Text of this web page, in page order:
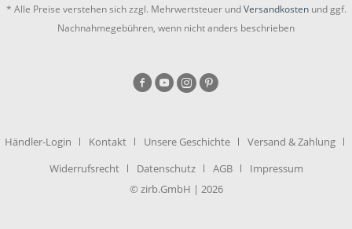
* Alle Preise verstehen sich zzgl. Mehrwertsteuer undVersandkostenund ggf.
Nachnahmegebühren, wenn nicht anders beschrieben
Händler-Login Kontakt Unsere Geschichte
Versand & Zahlung
Widerrufsrecht
Datenschutz AGB
Impressum
© zirb.GmbH | 2026